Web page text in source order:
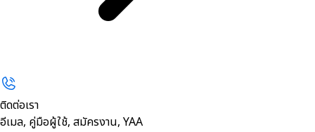
ติดต่อเรา
อีเมล, คู่มือผู้ใช้, สมัครงาน, YAA